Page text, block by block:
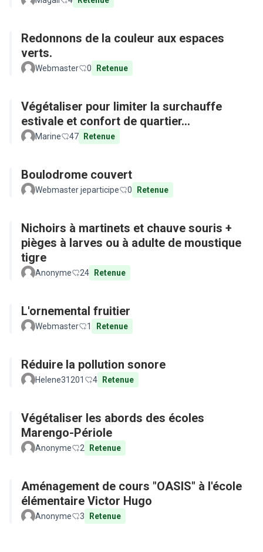
Redonnons de la couleur aux espaces
verts.
Webmaster 0 Retenue
Végétaliser pour limiter la surchauffe
estivale et confort de quartier...
Marine 47 Retenue
Boulodrome couvert
Webmaster jeparticipe 0 Retenue
Nichoirs à martinets et chauve souris +
pièges à larves ou à adulte de moustique
tigre
Anonyme 24 Retenue
L'ornemental fruitier
Webmaster 1 Retenue
Réduire la pollution sonore
Helene31201 4 Retenue
Végétaliser les abords des écoles
Marengo-Périole
Anonyme 2 Retenue
Aménagement de cours "OASIS" à l'école
élémentaire Victor Hugo
Anonyme 3 Retenue